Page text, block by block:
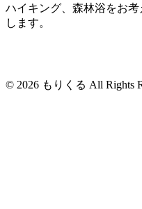
ハイキング、森林浴をお
します。
© 2026 もりくる All Rights